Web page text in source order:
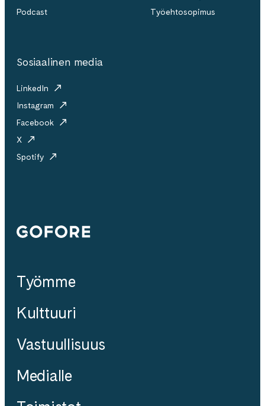
Podcast
Työehtosopimus
Sosiaalinen media
LinkedIn
Instagram
Facebook
X
Spotify
Gofore
Työmme
Kulttuuri
Vastuullisuus
Medialle